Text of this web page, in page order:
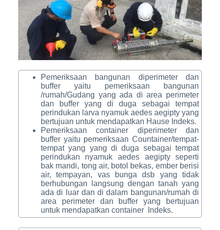
Pemeriksaan bangunan diperimeter dan
buffer yaitu pemeriksaan bangunan
/rumah/Gudang yang ada di area perimeter
dan buffer yang di duga sebagai tempat
perindukan larva nyamuk aedes aegipty yang
bertujuan untuk mendapatkan Hause Indeks.
Pemeriksaan container diperimeter dan
buffer yaitu pemeriksaan Countainer/tempat-
tempat yang yang di duga sebagai tempat
perindukan nyamuk aedes aegipty seperti
bak mandi, tong air, botol bekas, ember berisi
air, tempayan, vas bunga dsb yang tidak
berhubungan langsung dengan tanah yang
ada di luar dan di dalam bangunan/rumah di
area perimeter dan buffer yang bertujuan
untuk mendapatkan container Indeks.